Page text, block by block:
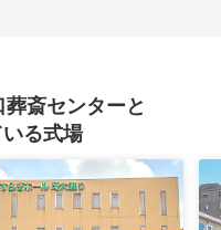
斎センターと
る式場